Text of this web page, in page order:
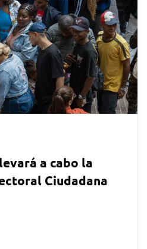
a cabo la
Ciudadana